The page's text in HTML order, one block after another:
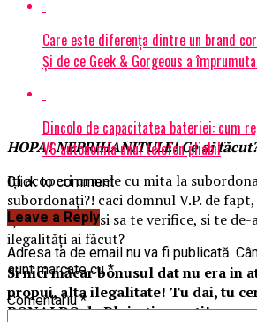
HOPA! NEPRIHANITULE! Ce ai
Iți acoperi urmele cu mita la
subordonați?! caci domnul V.P. de
își facă treaba si sa te verifice, si te de-
ilegalități ai făcut?
Si nici măcar bonusul dat nu era in
propui, alta ilegalitate! Tu dai, tu
RONALDO de Ploiești, ce ești!
Care este diferența dintre un brand
Și de ce Geek & Gorgeous a
Dincolo de capacitatea bateriei: cum
V6 autonomia unui telefon pliabil
Click to comment
Leave a Reply
Adresa ta de email nu va fi publicată.
sunt marcate cu*
Comentariu*